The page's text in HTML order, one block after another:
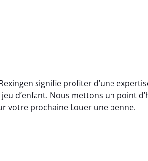
signifie profiter d’une
d’enfant. Nous mettons un point
votre prochaine Louer une benne.